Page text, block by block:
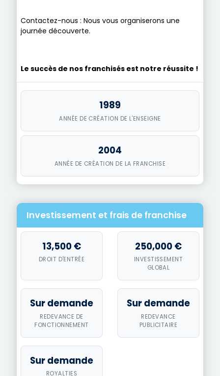
Contactez-nous : Nous vous organiserons une
journée découverte.
Le succès de nos franchisés est notre réussite !
1989
ANNÉE DE CRÉATION DE L'ENSEIGNE
2004
ANNÉE DE CRÉATION DE LA FRANCHISE
Investissement et frais de franchise
13,500 €
DROIT D'ENTRÉE
250,000 €
INVESTISSEMENT
GLOBAL
Sur demande
REDEVANCE DE
FONCTIONNEMENT
Sur demande
REDEVANCE
PUBLICITAIRE
Sur demande
ROYALTIES